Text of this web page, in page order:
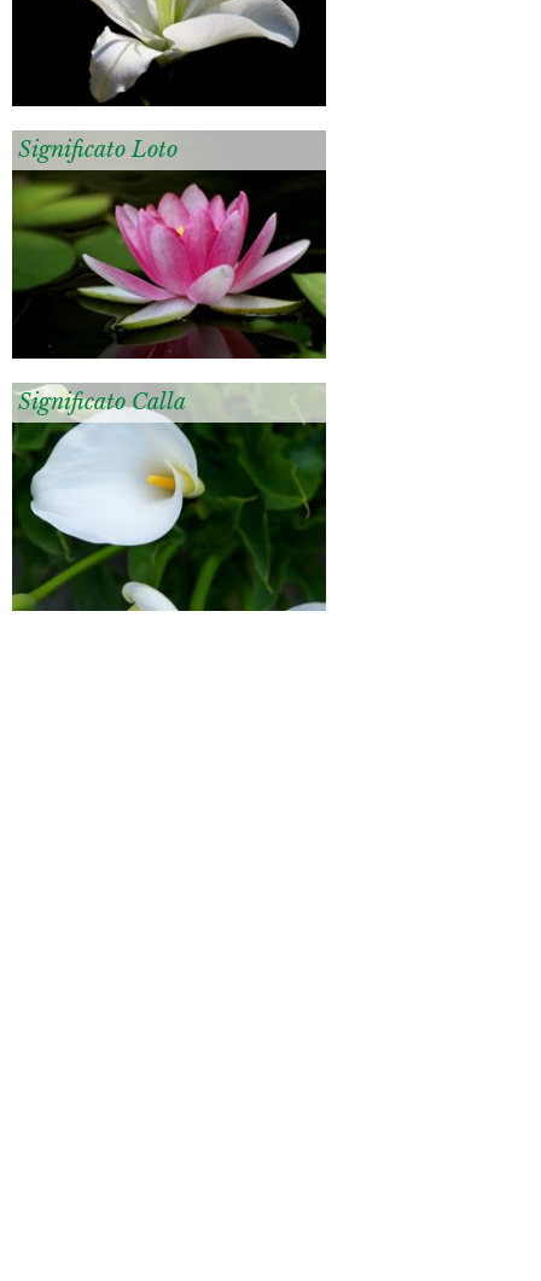
Significato Loto
Significato Calla